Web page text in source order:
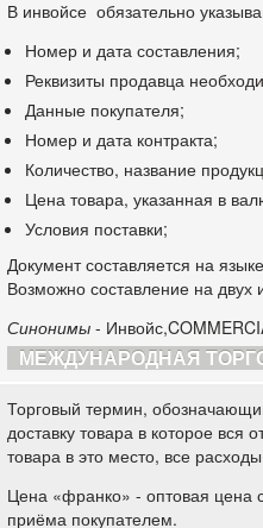
В инвойсе обязательно
Номер и дата составления;
Реквизиты продавца
Данные покупателя;
Номер и дата контракта;
Количество, название
Цена товара, указанная в
Условия поставки;
Документ составляется на
Возможно составление на двух
Синонимы -
МЕЖДУНАРОДНАЯ
Торговый термин,
доставку товара в которое вся
товара в это место, все
Цена «франко» - оптовая цена
приёма покупателем.